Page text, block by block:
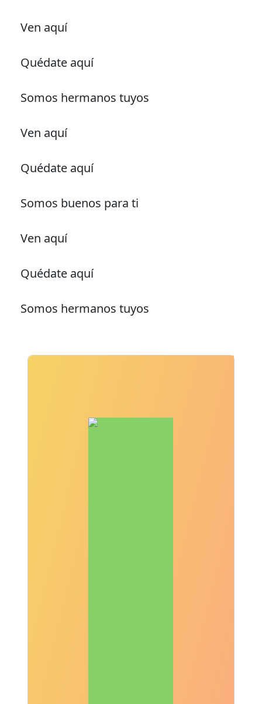
Ven aquí
Quédate aquí
Somos hermanos tuyos
Ven aquí
Quédate aquí
Somos buenos para ti
Ven aquí
Quédate aquí
Somos hermanos tuyos